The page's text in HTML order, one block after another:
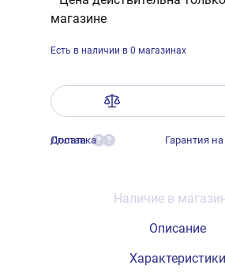
магазине
Есть в наличии в 0 магазинах
Оплата ?
Доставка ? Гарантия
Наличие в
Описание
Характеристики